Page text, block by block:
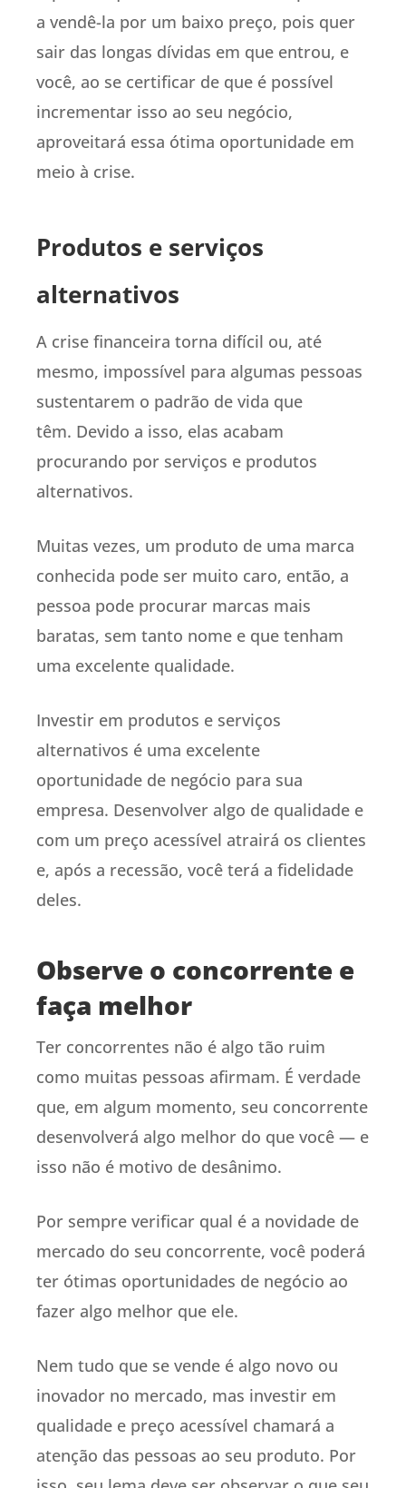
a vendê-la por um baixo preço, pois quer
sair das longas dívidas em que entrou, e
você, ao se certificar de que é possível
incrementar isso ao seu negócio,
aproveitará essa ótima oportunidade em
meio à crise.
Produtos e serviços
alternativos
A crise financeira torna difícil ou, até
mesmo, impossível para algumas pessoas
sustentarem o padrão de vida que
têm. Devido a isso, elas acabam
procurando por serviços e produtos
alternativos.
Muitas vezes, um produto de uma marca
conhecida pode ser muito caro, então, a
pessoa pode procurar marcas mais
baratas, sem tanto nome e que tenham
uma excelente qualidade.
Investir em produtos e serviços
alternativos é uma excelente
oportunidade de negócio para sua
empresa. Desenvolver algo de qualidade e
com um preço acessível atrairá os clientes
e, após a recessão, você terá a fidelidade
deles.
Observe o concorrente e
faça melhor
Ter concorrentes não é algo tão ruim
como muitas pessoas afirmam. É verdade
que, em algum momento, seu concorrente
desenvolverá algo melhor do que você — e
isso não é motivo de desânimo.
Por sempre verificar qual é a novidade de
mercado do seu concorrente, você poderá
ter ótimas oportunidades de negócio ao
fazer algo melhor que ele.
Nem tudo que se vende é algo novo ou
inovador no mercado, mas investir em
qualidade e preço acessível chamará a
atenção das pessoas ao seu produto. Por